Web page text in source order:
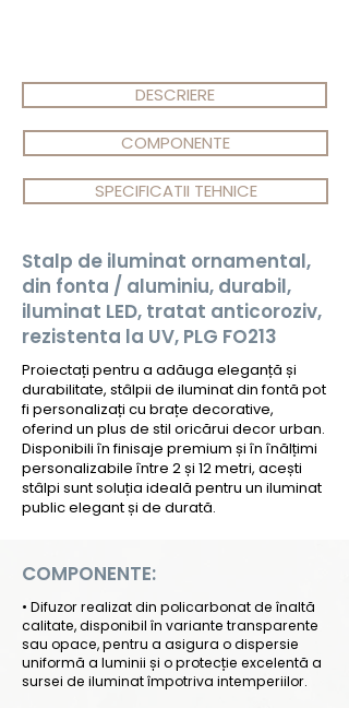
DESCRIERE
COMPONENTE
SPECIFICATII TEHNICE
Stalp de iluminat ornamental,
din fonta / aluminiu, durabil,
iluminat LED, tratat anticoroziv,
rezistenta la UV, PLG FO213
Proiectați pentru a adăuga eleganță și
durabilitate, stâlpii de iluminat din fontă pot
fi personalizați cu brațe decorative,
oferind un plus de stil oricărui decor urban.
Disponibili în finisaje premium și în înălțimi
personalizabile între 2 și 12 metri, acești
stâlpi sunt soluția ideală pentru un iluminat
public elegant și de durată.
COMPONENTE:
• Difuzor realizat din policarbonat de înaltă
calitate, disponibil în variante transparente
sau opace, pentru a asigura o dispersie
uniformă a luminii și o protecție excelentă a
sursei de iluminat împotriva intemperiilor.